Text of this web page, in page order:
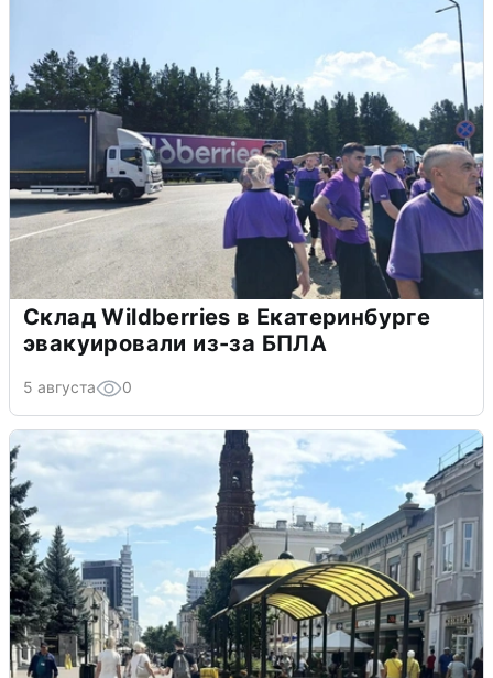
Склад Wildberries в Екатеринбурге
эвакуировали из-за БПЛА
5 августа 0